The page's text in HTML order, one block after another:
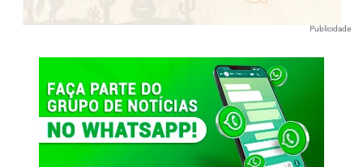
Publicidade